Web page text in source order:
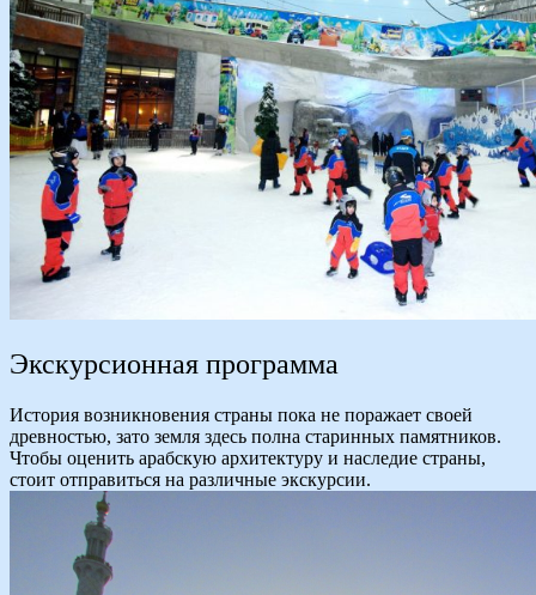
Экскурсионная программа
История возникновения страны пока не поражает своей
древностью, зато земля здесь полна старинных памятников.
Чтобы оценить арабскую архитектуру и наследие страны,
стоит отправиться на различные экскурсии.